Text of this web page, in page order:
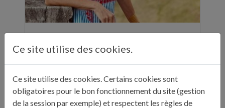
"Sur ses réseaux, Julie Andrieu nous emmène
en Italie pendant cinq semaines à la
découverte de différentes villes. Entre
adresses culturelles, musées, ...
Ce site utilise des cookies.
Ce site utilise des cookies. Certains cookies sont
obligatoires pour le bon fonctionnement du site (gestion
de la session par exemple) et respectent les règles de